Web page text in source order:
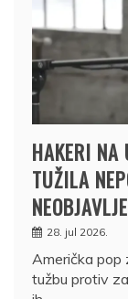
HAKERI NA
TUŽILA
28. jul 2026.
Američka pop
tužbu protiv